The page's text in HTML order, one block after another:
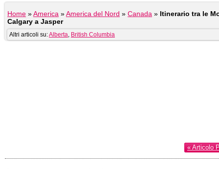
Home »America »America del Nord » Canada » Itinerario tra le
Calgary a Jasper
Altri articoli su:Alberta, British Columbia
« Articolo